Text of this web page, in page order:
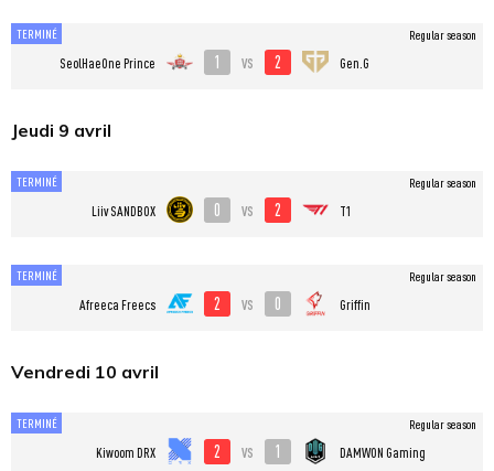
TERMINÉ
SeolHaeOne Prince 1 vs 2 Gen.G
Regular season
Jeudi 9 avril
TERMINÉ
Liiv SANDBOX 0 vs 2 T1
Regular season
TERMINÉ
Afreeca Freecs 2 vs 0 Griffin
Regular season
Vendredi 10 avril
TERMINÉ
Kiwoom DRX 2 vs 1 DAMWON Gaming
Regular season